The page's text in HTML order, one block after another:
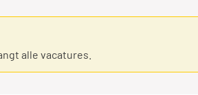
alle vacatures.